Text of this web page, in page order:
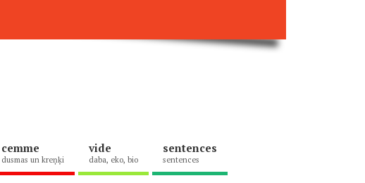
cemme
dusmas un kreņķi
vide
daba, eko, bio
sentences
sentences